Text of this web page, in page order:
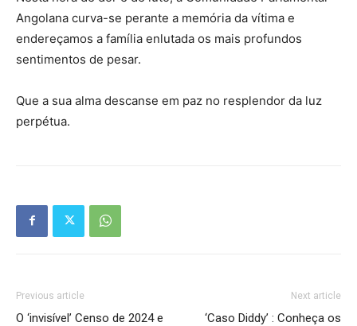
Angolana curva-se perante a memória da vítima e
endereçamos a família enlutada os mais profundos
sentimentos de pesar.
Que a sua alma descanse em paz no resplendor da luz
perpétua.
Previous article
O ‘invisível’ Censo de 2024 e
Next article
‘Caso Diddy’ : Conheça os